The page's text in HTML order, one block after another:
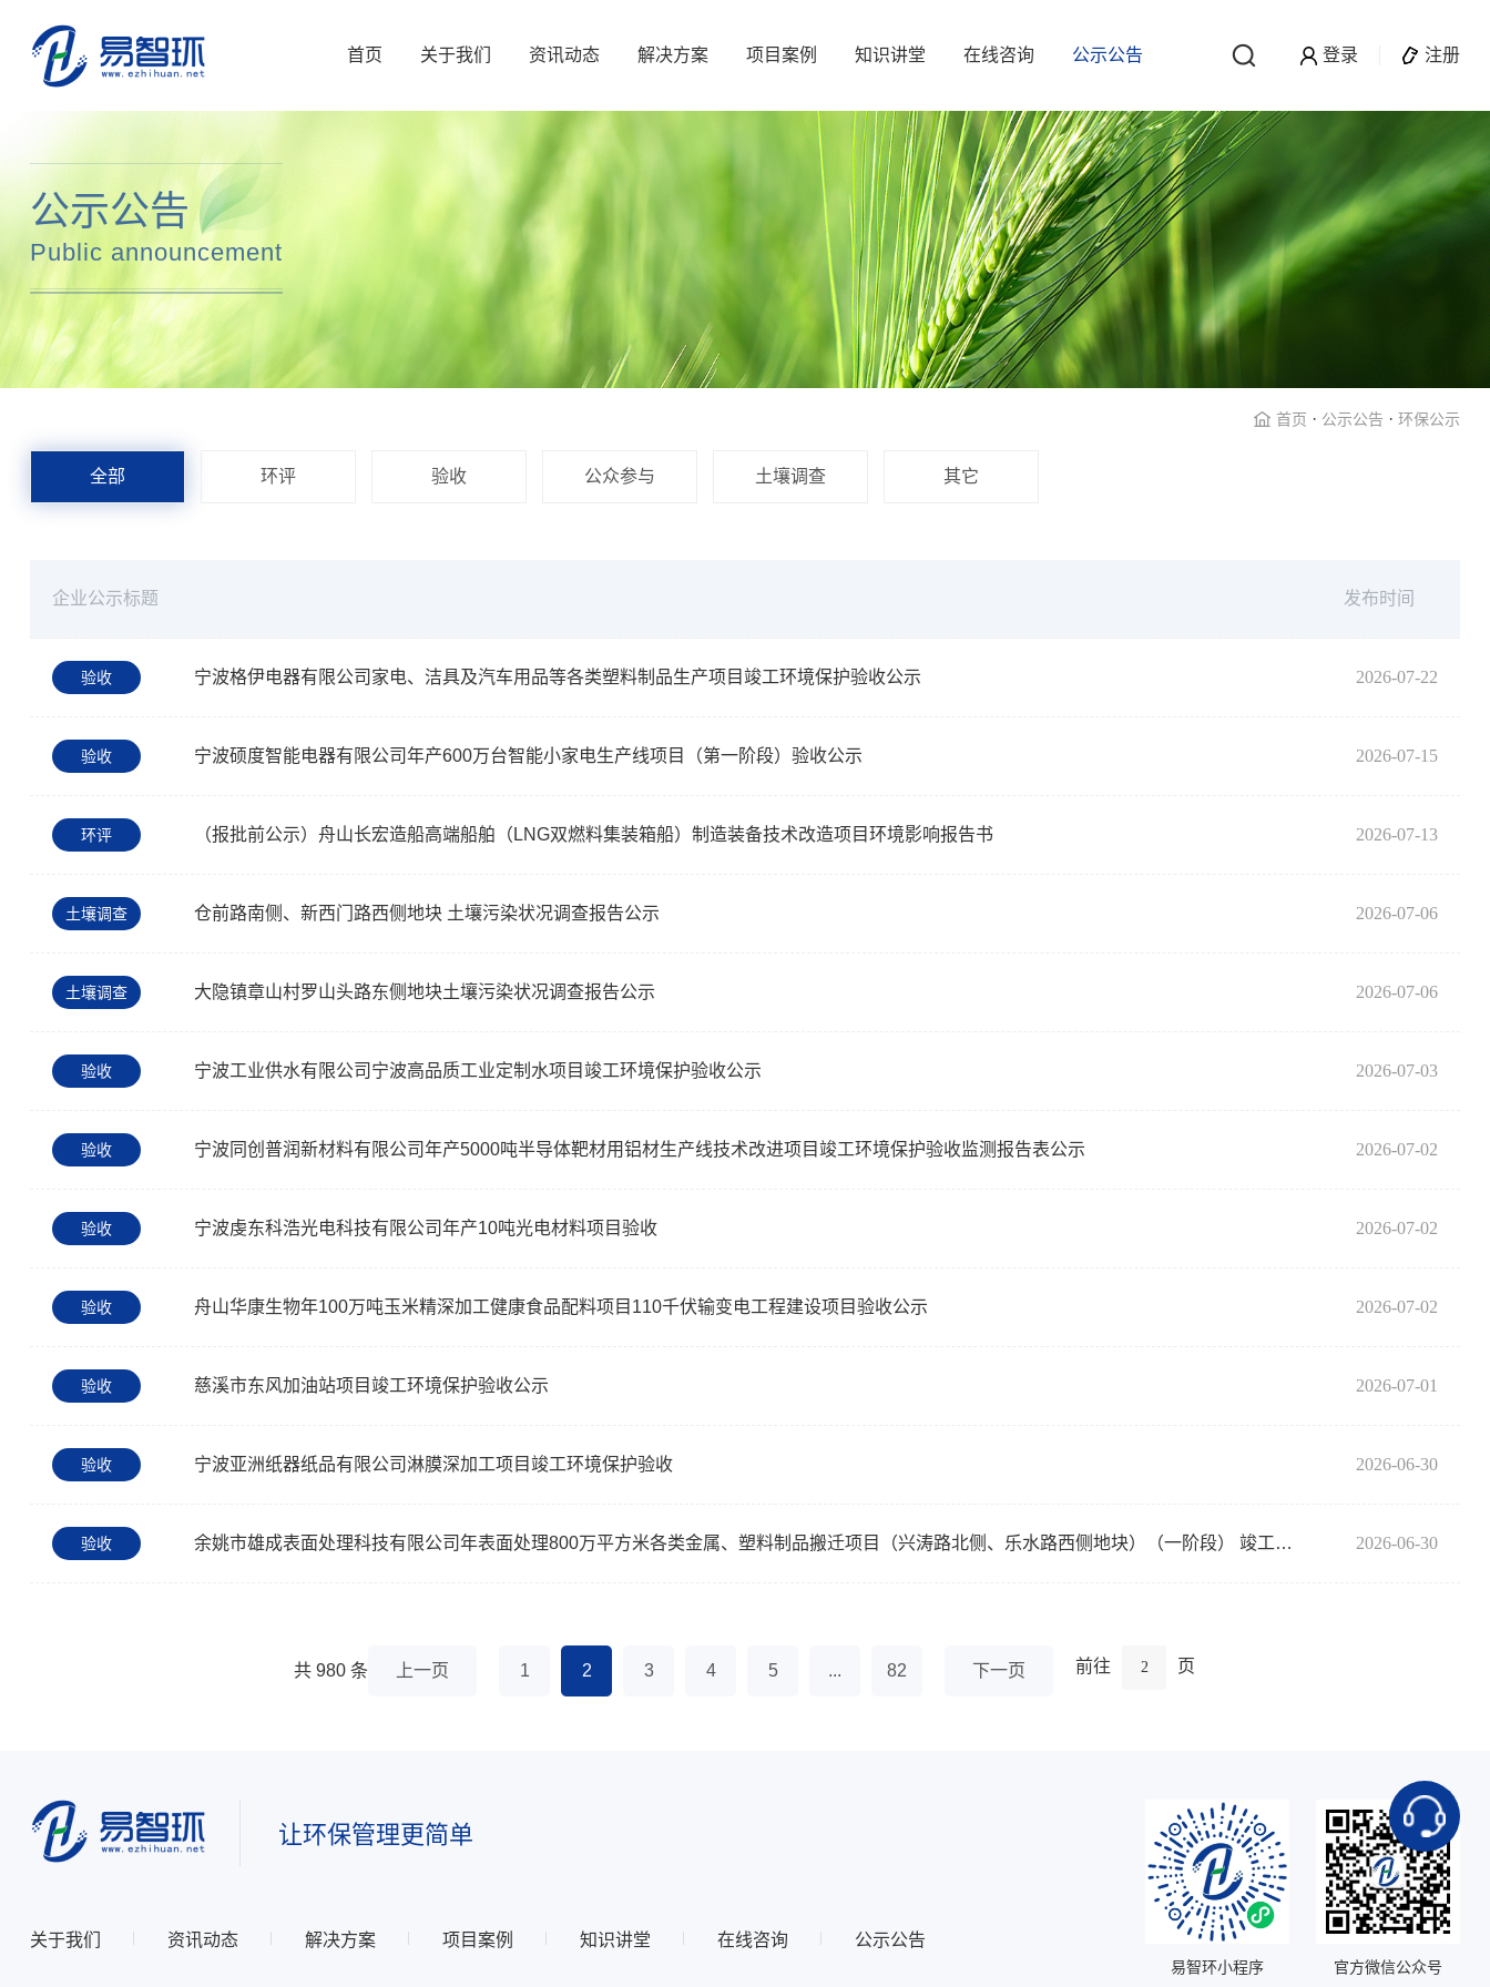
首页 关于我们 资讯动态 解决方案 项目案例 知识讲堂 在线咨询 公示公告 注册
登录
公示公告
Public announcement
首页 · 公示公告 ·环保公示
全部 环评 验收 公众参与 土壤调查 其它
企业公示标题 发布时间
验收 宁波格伊电器有限公司家电、洁具及汽车用品等各类塑料制品生产项目竣工环境保护验收公示 2026-07-22
验收 宁波硕度智能电器有限公司年产600万台智能小家电生产线项目（第一阶段）验收公示 2026-07-15
环评 （报批前公示）舟山长宏造船高端船舶（LNG双燃料集装箱船）制造装备技术改造项目环境影响报告书 2026-07-13
土壤调查 仓前路南侧、新西门路西侧地块 土壤污染状况调查报告公示 2026-07-06
土壤调查 大隐镇章山村罗山头路东侧地块土壤污染状况调查报告公示 2026-07-06
验收 宁波工业供水有限公司宁波高品质工业定制水项目竣工环境保护验收公示 2026-07-03
验收 宁波同创普润新材料有限公司年产5000吨半导体靶材用铝材生产线技术改进项目竣工环境保护验收监测报告表公示 2026-07-02
验收 宁波虔东科浩光电科技有限公司年产10吨光电材料项目验收 2026-07-02
验收 舟山华康生物年100万吨玉米精深加工健康食品配料项目110千伏输变电工程建设项目验收公示 2026-07-02
验收 慈溪市东风加油站项目竣工环境保护验收公示 2026-07-01
验收 宁波亚洲纸器纸品有限公司淋膜深加工项目竣工环境保护验收 2026-06-30
验收 余姚市雄成表面处理科技有限公司年表面处理800万平方米各类金属、塑料制品搬迁项目（兴涛路北侧、乐水路西侧地块）（一阶段） 竣工环境保护验收公示 2026-06-30
共980 条 上一页 1 2 3 4 5 ... 82 下一页 前往 页
让环保管理更简单
关于我们 资讯动态 解决方案 项目案例 知识讲堂 在线咨询 公示公告
易智环小程序 官方微信公众号